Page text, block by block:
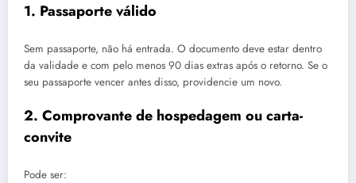
1. Passaporte válido
Sem passaporte, não há entrada. O documento deve estar dentro
da validade e com pelo menos 90 dias extras após o retorno. Se o
seu passaporte vencer antes disso, providencie um novo.
2. Comprovante de hospedagem ou carta-
convite
Pode ser: